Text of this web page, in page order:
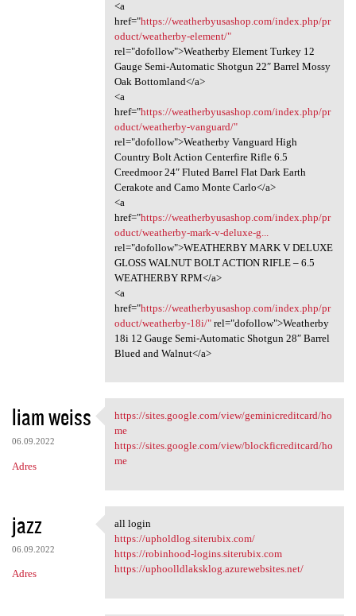
<a
href="https://weatherbyusashop.com/index.php/pr
oduct/weatherby-element/"
rel="dofollow">Weatherby Element Turkey 12
Gauge Semi-Automatic Shotgun 22″ Barrel Mossy
Oak Bottomland</a>
<a
href="https://weatherbyusashop.com/index.php/pr
oduct/weatherby-vanguard/"
rel="dofollow">Weatherby Vanguard High
Country Bolt Action Centerfire Rifle 6.5
Creedmoor 24″ Fluted Barrel Flat Dark Earth
Cerakote and Camo Monte Carlo</a>
<a
href="https://weatherbyusashop.com/index.php/pr
oduct/weatherby-mark-v-deluxe-g...
rel="dofollow">WEATHERBY MARK V DELUXE
GLOSS WALNUT BOLT ACTION RIFLE – 6.5
WEATHERBY RPM</a>
<a
href="https://weatherbyusashop.com/index.php/pr
oduct/weatherby-18i/"rel="dofollow">Weatherby
18i 12 Gauge Semi-Automatic Shotgun 28″ Barrel
Blued and Walnut</a>
liam weiss
06.09.2022
Adres
https://sites.google.com/view
https://sites.google.com/view/geminicreditcard/ho
me
https://sites.google.com/view/blockficreditcard/ho
me
jazz
06.09.2022
Adres
all login
all login
https://upholdlog.siterubix.com/
https://robinhood-logins.siterubix.com
https://uphoolldlaksklog.azurewebsites.net/